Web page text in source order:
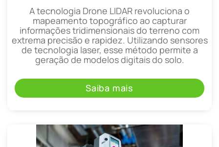
A tecnologia Drone LIDAR revoluciona o
mapeamento topográfico ao capturar
informações tridimensionais do terreno com
extrema precisão e rapidez. Utilizando sensores
de tecnologia laser, esse método permite a
geração de modelos digitais do solo.
Saiba mais